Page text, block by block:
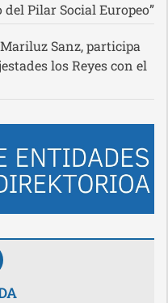
Pilar Social Europeo”
Sanz, participa
los Reyes con el